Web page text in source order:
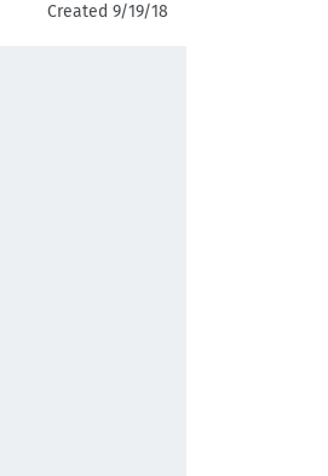
Created 9/19/18